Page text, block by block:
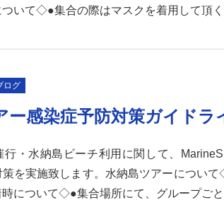
ついて◇●集合の際はマスクを着用して頂
ログ
ー感染症予防対策ガイドラ
行・水納島ビーチ利用に関して、
策を実施致します。水納島ツアーについ
時について◇●集合場所にて、グループご